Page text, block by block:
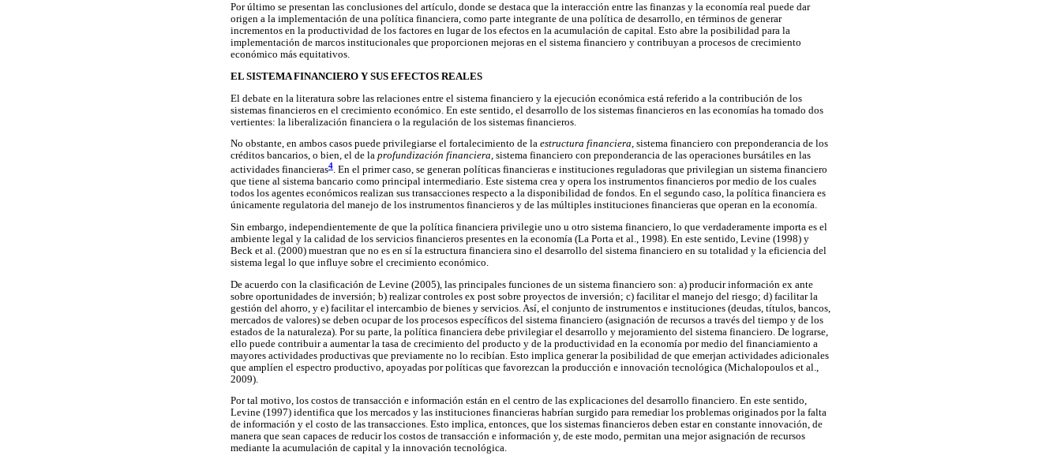
Por último se presentan las conclusiones del artículo, donde se destaca que la interacción entre las finanzas y la economía real puede dar
origen a la implementación de una política financiera, como parte integrante de una política de desarrollo, en términos de generar
incrementos en la productividad de los factores en lugar de los efectos en la acumulación de capital. Esto abre la posibilidad para la
implementación de marcos institucionales que proporcionen mejoras en el sistema financiero y contribuyan a procesos de crecimiento
económico más equitativos.
EL SISTEMA FINANCIERO Y SUS EFECTOS REALES
El debate en la literatura sobre las relaciones entre el sistema financiero y la ejecución económica está referido a la contribución de los
sistemas financieros en el crecimiento económico. En este sentido, el desarrollo de los sistemas financieros en las economías ha tomado dos
vertientes: la liberalización financiera o la regulación de los sistemas financieros.
No obstante, en ambos casos puede privilegiarse el fortalecimiento de la estructura financiera, sistema financiero con preponderancia de los
créditos bancarios, o bien, el de la profundización financiera, sistema financiero con preponderancia de las operaciones bursátiles en las
actividades financieras4. En el primer caso, se generan políticas financieras e instituciones reguladoras que privilegian un sistema financiero
que tiene al sistema bancario como principal intermediario. Este sistema crea y opera los instrumentos financieros por medio de los cuales
todos los agentes económicos realizan sus transacciones respecto a la disponibilidad de fondos. En el segundo caso, la política financiera es
únicamente regulatoria del manejo de los instrumentos financieros y de las múltiples instituciones financieras que operan en la economía.
Sin embargo, independientemente de que la política financiera privilegie uno u otro sistema financiero, lo que verdaderamente importa es el
ambiente legal y la calidad de los servicios financieros presentes en la economía (La Porta et al., 1998). En este sentido, Levine (1998) y
Beck et al. (2000) muestran que no es en sí la estructura financiera sino el desarrollo del sistema financiero en su totalidad y la eficiencia del
sistema legal lo que influye sobre el crecimiento económico.
De acuerdo con la clasificación de Levine (2005), las principales funciones de un sistema financiero son: a) producir información ex ante
sobre oportunidades de inversión; b) realizar controles ex post sobre proyectos de inversión; c) facilitar el manejo del riesgo; d) facilitar la
gestión del ahorro, y e) facilitar el intercambio de bienes y servicios. Así, el conjunto de instrumentos e instituciones (deudas, títulos, bancos,
mercados de valores) se deben ocupar de los procesos específicos del sistema financiero (asignación de recursos a través del tiempo y de los
estados de la naturaleza). Por su parte, la política financiera debe privilegiar el desarrollo y mejoramiento del sistema financiero. De lograrse,
ello puede contribuir a aumentar la tasa de crecimiento del producto y de la productividad en la economía por medio del financiamiento a
mayores actividades productivas que previamente no lo recibían. Esto implica generar la posibilidad de que emerjan actividades adicionales
que amplíen el espectro productivo, apoyadas por políticas que favorezcan la producción e innovación tecnológica (Michalopoulos et al.,
2009).
Por tal motivo, los costos de transacción e información están en el centro de las explicaciones del desarrollo financiero. En este sentido,
Levine (1997) identifica que los mercados y las instituciones financieras habrían surgido para remediar los problemas originados por la falta
de información y el costo de las transacciones. Esto implica, entonces, que los sistemas financieros deben estar en constante innovación, de
manera que sean capaces de reducir los costos de transacción e información y, de este modo, permitan una mejor asignación de recursos
mediante la acumulación de capital y la innovación tecnológica.